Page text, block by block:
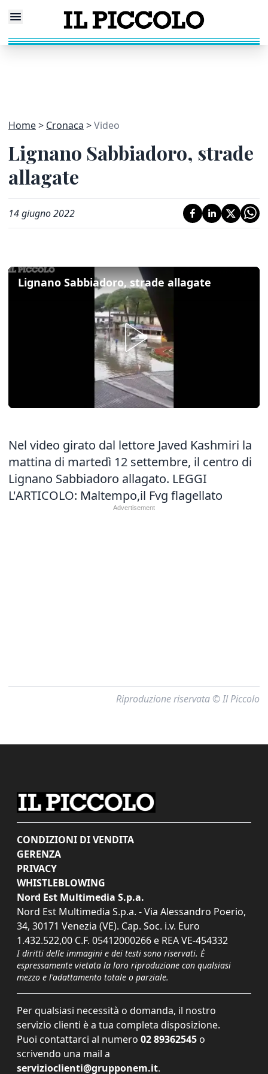
Home Cronaca Video
Lignano Sabbiadoro, strade
allagate
14 giugno 2022
Lignano Sabbiadoro, strade allagate
Nel video girato dal lettore Javed Kashmiri la
mattina di martedì 12 settembre, il centro di
Lignano Sabbiadoro allagato. LEGGI
L'ARTICOLO: Maltempo,il Fvg flagellato
Riproduzione riservata © Il Piccolo
CONDIZIONI DI VENDITA
GERENZA
PRIVACY
WHISTLEBLOWING
Nord Est Multimedia S.p.a.
Nord Est Multimedia S.p.a. - Via Alessandro Poerio,
34, 30171 Venezia (VE). Cap. Soc. i.v. Euro
1.432.522,00 C.F. 05412000266 e REA VE-454332
I diritti delle immagini e dei testi sono riservati. È
espressamente vietata la loro riproduzione con qualsiasi
mezzo e l'adattamento totale o parziale.
Per qualsiasi necessità o domanda, il nostro
servizio clienti è a tua completa disposizione.
Puoi contattarci al numero 02 89362545 o
scrivendo una mail a
servizioclienti@grupponem.it.